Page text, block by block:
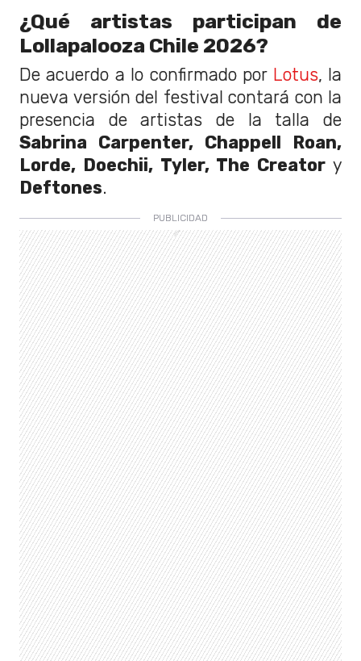
¿Qué artistas participan de
Lollapalooza Chile 2026?
De acuerdo a lo confirmado por Lotus, la
nueva versión del festival contará con la
presencia de artistas de la talla de
Sabrina Carpenter, Chappell Roan,
Lorde, Doechii, Tyler, The Creator y
Deftones.